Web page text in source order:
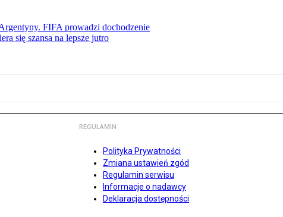
FIFA prowadzi dochodzenie
się szansa na lepsze jutro
REGULAMIN
Polityka Prywatności
Zmiana ustawień zgód
Regulamin serwisu
Informacje o nadawcy
Deklaracja dostępności